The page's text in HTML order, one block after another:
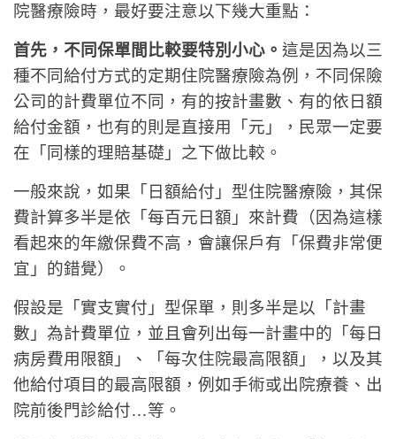
院醫療險時，最好要注意以下幾大重點：
首先，不同保單間比較要特別小心。 這是因為以三
種不同給付方式的定期住院醫療險為例，不同保險
公司的計費單位不同，有的按計畫數、有的依日額
給付金額，也有的則是直接用「元」，民眾一定要
在「同樣的理賠基礎」之下做比較。
一般來說，如果「日額給付」型住院醫療險，其保
費計算多半是依「每百元日額」來計費（因為這樣
看起來的年繳保費不高，會讓保戶有「保費非常便
宜」的錯覺）。
假設是「實支實付」型保單，則多半是以「計畫
數」為計費單位，並且會列出每一計畫中的「每日
病房費用限額」、「每次住院最高限額」，以及其
他給付項目的最高限額，例如手術或出院療養、出
院前後門診給付…等。